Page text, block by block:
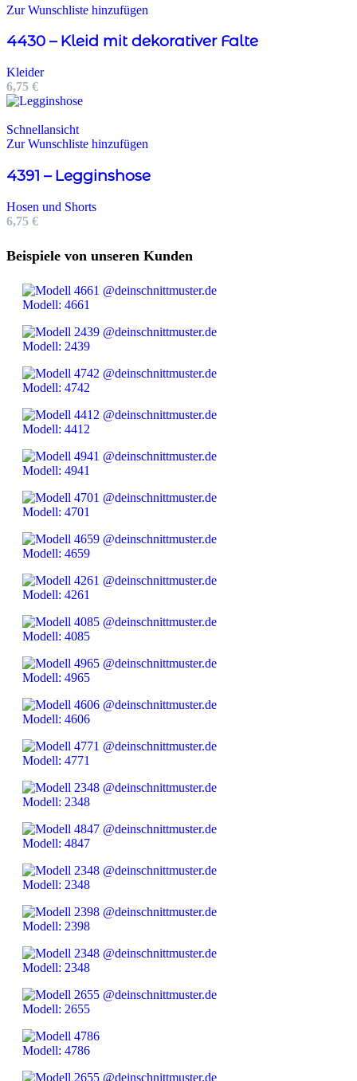
Zur Wunschliste hinzufügen
4430 – Kleid mit dekorativer Falte
Kleider
6,75 €
Schnellansicht
Zur Wunschliste hinzufügen
4391 – Legginshose
Hosen und Shorts
6,75 €
Beispiele von unseren Kunden
Modell: 4661
Modell: 2439
Modell: 4742
Modell: 4412
Modell: 4941
Modell: 4701
Modell: 4659
Modell: 4261
Modell: 4085
Modell: 4965
Modell: 4606
Modell: 4771
Modell: 2348
Modell: 4847
Modell: 2348
Modell: 2398
Modell: 2348
Modell: 2655
Modell: 4786